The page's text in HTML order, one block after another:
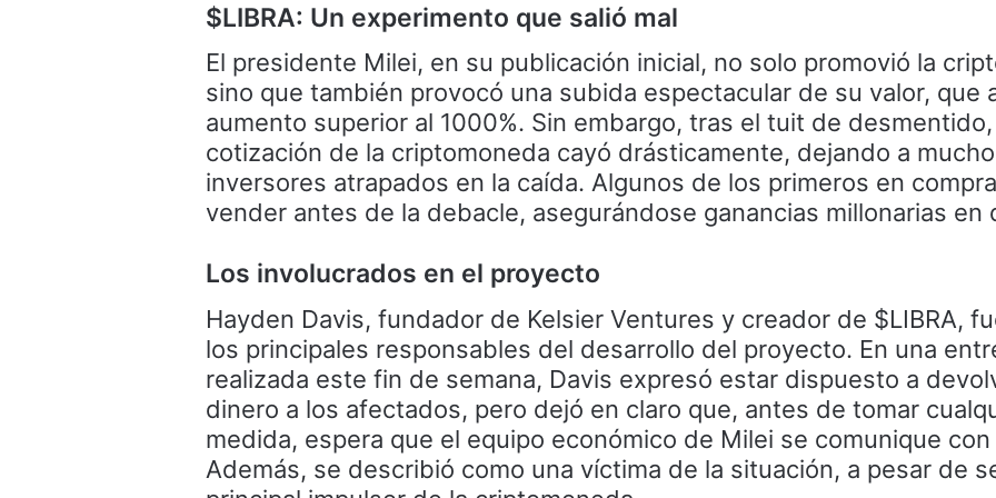
$LIBRA: Un experimento que salió mal
El presidente Milei, en su publicación inicial, no solo promovió la
sino que también provocó una subida espectacular de su valor, que
aumento superior al 1000%. Sin embargo, tras el tuit de
cotización de la criptomoneda cayó drásticamente, dejando a
inversores atrapados en la caída. Algunos de los primeros en
vender antes de la debacle, asegurándose ganancias millonarias en
Los involucrados en el proyecto
Hayden Davis, fundador de Kelsier Ventures y creador de $LIBRA,
los principales responsables del desarrollo del proyecto. En una
realizada este fin de semana, Davis expresó estar dispuesto a
dinero a los afectados, pero dejó en claro que, antes de tomar
medida, espera que el equipo económico de Milei se comunique con
Además, se describió como una víctima de la situación, a pesar de